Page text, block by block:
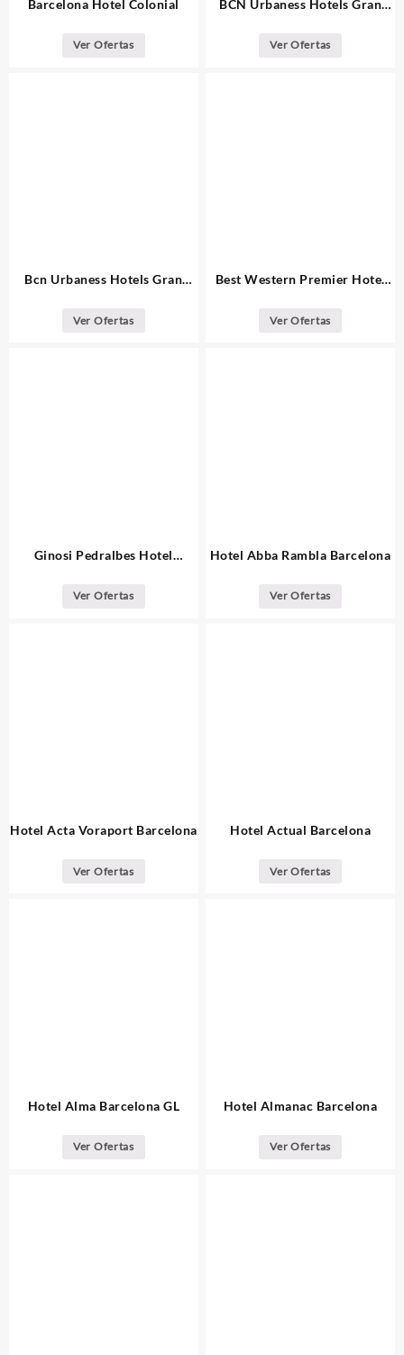
Barcelona Hotel Colonial
Ver Ofertas
BCN Urbaness Hotels Gran
Ver Ofertas
Bcn Urbaness Hotels Gran
Ver Ofertas
Best Western Premier Hotel
Ver Ofertas
Ginosi Pedralbes Hotel
Ver Ofertas
Hotel Abba Rambla Barcelona
Ver Ofertas
Hotel Acta Voraport Barcelona
Ver Ofertas
Hotel Actual Barcelona
Ver Ofertas
Hotel Alma Barcelona GL
Ver Ofertas
Hotel Almanac Barcelona
Ver Ofertas